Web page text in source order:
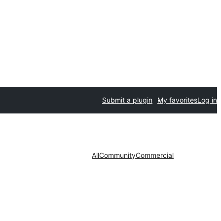
Submit a plugin My favoritesLog in
AllCommunityCommercial